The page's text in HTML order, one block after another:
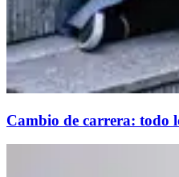
Cambio de carrera: todo